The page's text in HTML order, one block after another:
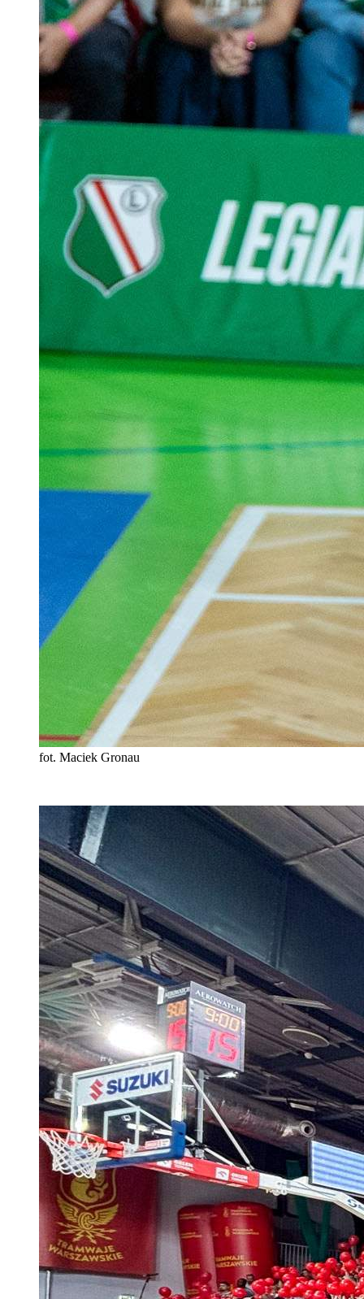
fot. Maciek Gronau